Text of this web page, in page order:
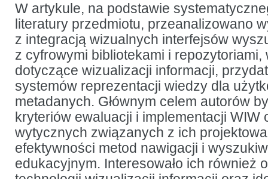
z wykorzystywaniem
wizualnych
interfejsów
wyszukiwawczych
w bibliotekach
i repozytoriach
cyfrowych
W artykule, na podstawie
literatury przedmiotu, przeanalizowano
z integracją wizualnych interfejsów
z cyfrowymi bibliotekami i repozytoriami,
dotyczące wizualizacji informacji,
systemów reprezentacji wiedzy dla
metadanych. Głównym celem autorów
kryteriów ewaluacji i implementacji WIW
wytycznych związanych z ich
efektywności metod nawigacji i
edukacyjnym. Interesowało ich również